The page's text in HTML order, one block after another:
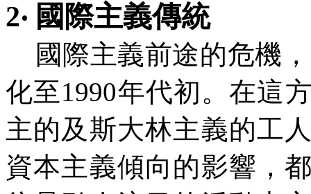
2‧ 國際主義傳統
國際主義前途的危機
化至1990年代初。在這
主的及斯大林主義的工
資本主義傾向的影響，